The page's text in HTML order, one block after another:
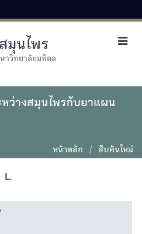
มุนไพร
าวิทยาลัยมหิดล
ว่างสมุนไพรกับยาแผน
หน้าหลัก สืบค้นใหม่